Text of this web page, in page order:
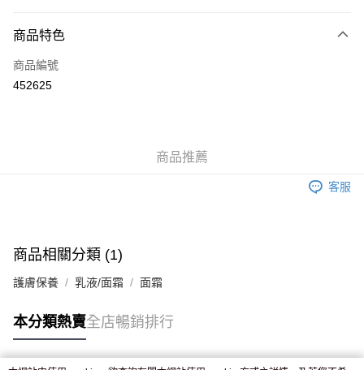
信用卡
Apple Pay
付款後門市自取，訂單確認後2-4個工作天到店，7天內取。逾期後
商品特色
商品編號
452625
商品推薦
客服
商品相關分類 (1)
護膚保養 乳液/面霜 面霜
本分類熱賣全店暢銷排行